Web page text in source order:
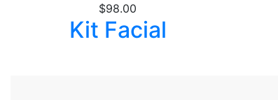
$98.00
Kit Facial